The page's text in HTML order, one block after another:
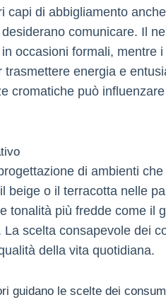
capi di abbigliamento
comunicare. Il
occasioni formali, mentre
trasmettere energia e
cromatiche può
di ambienti
beige o il terracotta nelle
tonalità più fredde come il
scelta consapevole dei
della vita quotidiana.
guidano le scelte dei